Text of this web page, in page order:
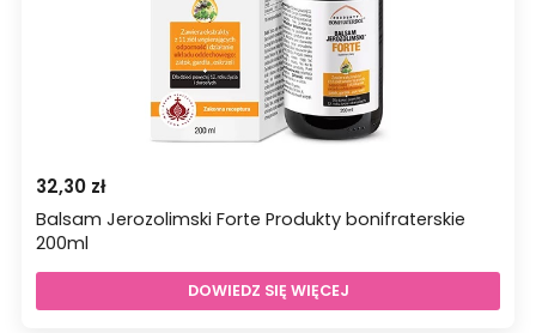
32,30 zł
Balsam Jerozolimski Forte Produkty bonifraterskie
200ml
DOWIEDZ SIĘ WIĘCEJ